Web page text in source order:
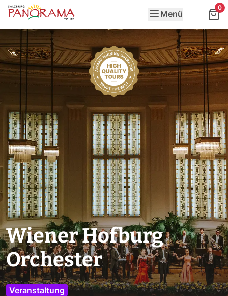
Menü
0
Wiener Hofburg
Orchester
Veranstaltung